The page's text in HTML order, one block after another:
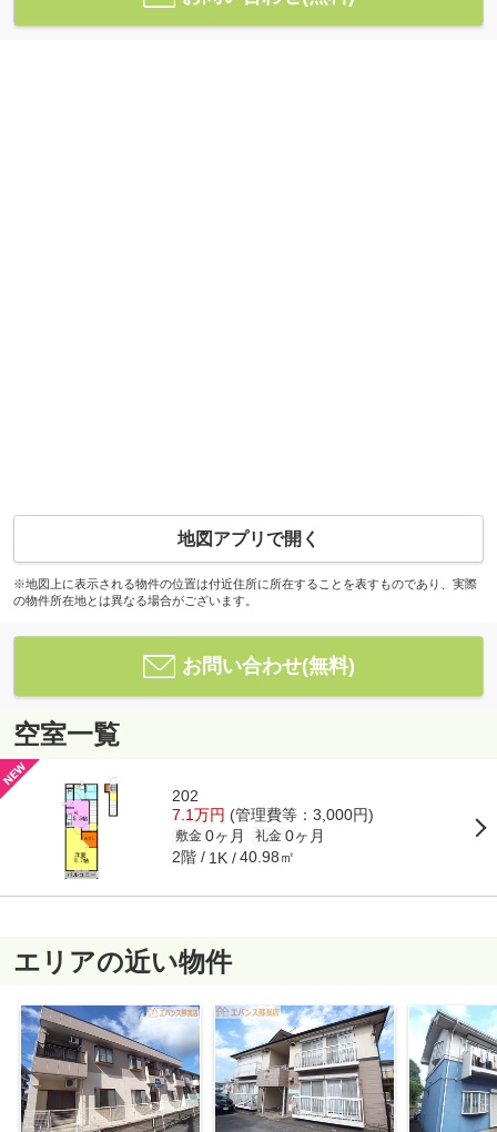
地図アプリで開く
※地図上に表示される物件の位置は付近住所に所在することを表すものであり、実際
の物件所在地とは異なる場合がございます。
お問い合わせ(無料)
空室一覧
202
7.1万円 (管理費等：3,000円)
敷金 0ヶ月 礼金 0ヶ月
2階 1K 40.98㎡
エリアの近い物件